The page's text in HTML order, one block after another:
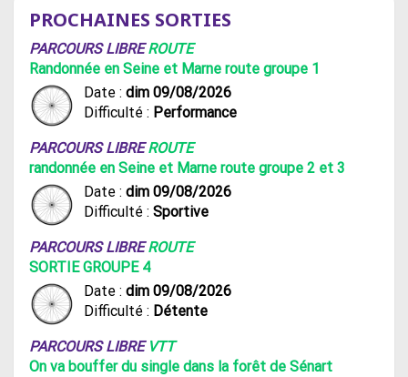
PROCHAINES SORTIES
PARCOURS LIBREROUTE
Randonnée en Seine et Marne route groupe 1
Date : dim 09/08/2026
Difficulté : Performance
PARCOURS LIBREROUTE
randonnée en Seine et Marne route groupe 2 et 3
Date : dim 09/08/2026
Difficulté : Sportive
PARCOURS LIBREROUTE
SORTIE GROUPE 4
Date : dim 09/08/2026
Difficulté : Détente
PARCOURS LIBRE VTT
On va bouffer du single dans la forêt de Sénart